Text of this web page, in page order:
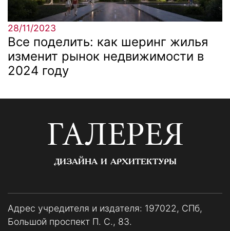
28/11/2023
Все поделить: как шеринг жилья
изменит рынок недвижимости в
2024 году
ГАЛЕРЕЯ
ДИЗАЙНА И АРХИТЕКТУРЫ
Адрес учредителя и издателя: 197022, СПб,
Большой проспект П. С., 83.